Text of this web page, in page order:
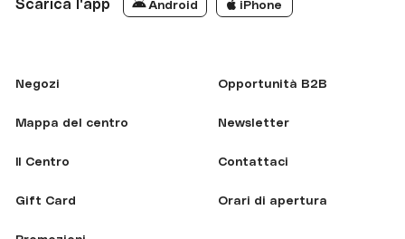
Android iPhone
Negozi
Mappa del centro
Il Centro
Gift Card
Opportunità B2B
Newsletter
Contattaci
Orari di apertura